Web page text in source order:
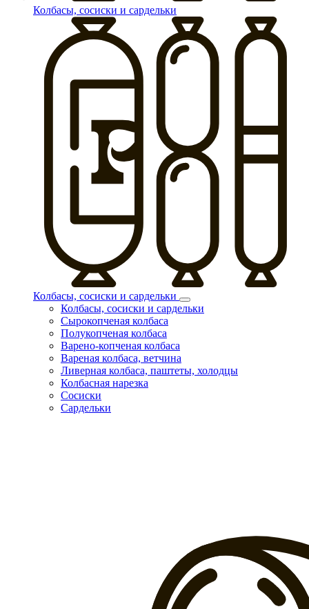
Колбасы, сосиски и сардельки
Колбасы, сосиски и сардельки
Колбасы, сосиски и сардельки
Сырокопченая колбаса
Полукопченая колбаса
Варено-копченая колбаса
Вареная колбаса, ветчина
Ливерная колбаса, паштеты, холодцы
Колбасная нарезка
Сосиски
Сардельки